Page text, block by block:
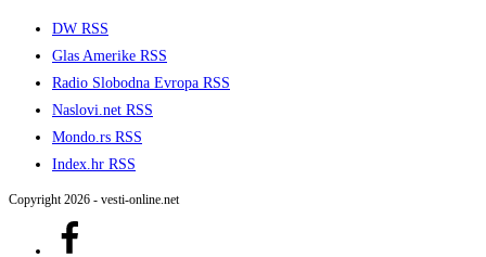
DW RSS
Glas Amerike RSS
Radio Slobodna Evropa RSS
Naslovi.net RSS
Mondo.rs RSS
Index.hr RSS
Copyright 2026 - vesti-online.net